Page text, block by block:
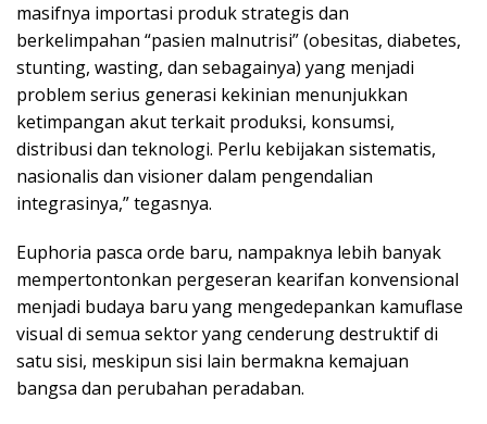
masifnya importasi produk strategis dan
berkelimpahan “pasien malnutrisi” (obesitas, diabetes,
stunting, wasting, dan sebagainya) yang menjadi
problem serius generasi kekinian menunjukkan
ketimpangan akut terkait produksi, konsumsi,
distribusi dan teknologi. Perlu kebijakan sistematis,
nasionalis dan visioner dalam pengendalian
integrasinya,” tegasnya.
Euphoria pasca orde baru, nampaknya lebih banyak
mempertontonkan pergeseran kearifan konvensional
menjadi budaya baru yang mengedepankan kamuflase
visual di semua sektor yang cenderung destruktif di
satu sisi, meskipun sisi lain bermakna kemajuan
bangsa dan perubahan peradaban.